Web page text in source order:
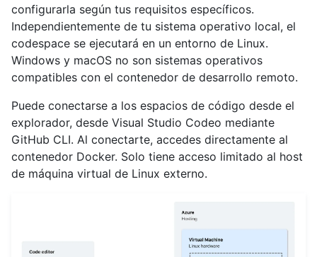
configurarla según tus requisitos específicos.
Independientemente de tu sistema operativo local, el
codespace se ejecutará en un entorno de Linux.
Windows y macOS no son sistemas operativos
compatibles con el contenedor de desarrollo remoto.
Puede conectarse a los espacios de código desde el
explorador, desde Visual Studio Codeo mediante
GitHub CLI. Al conectarte, accedes directamente al
contenedor Docker. Solo tiene acceso limitado al host
de máquina virtual de Linux externo.